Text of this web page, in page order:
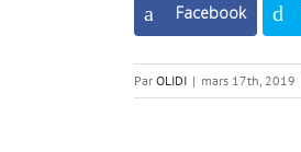
Facebook
Par OLIDI | mars 17th, 2019